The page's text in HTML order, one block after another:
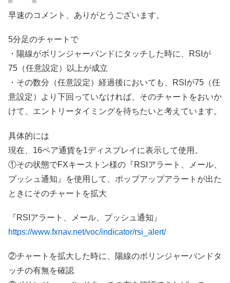
早速のコメント、ありがとうございます。
5分足のチャートで
・陽線がボリンジャーバンドにタッチした時に、RSIが
75（任意設定）以上が成立
・その数分（任意設定）経過後においても、RSIが75（任
意設定）より下回っていなければ、そのチャートをおいか
けて、エントリータイミングを待ちたいと考えています。
具体的には
現在、16ペア通貨を1ディスプレイに表示して使用。
①その状態でFXキーストン様の『RSIアラート、メール、
プッシュ通知』を使用して、ポップアップアラートが出た
ときにそのチャートを拡大
『RSIアラート、メール、プッシュ通知』
https://www.fxnav.net/voc/indicator/rsi_alert/
②チャートを拡大した時に、陽線のボリンジャーバンドタ
ッチの有無を確認